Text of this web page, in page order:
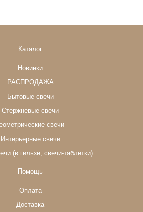
Каталог
Новинки
РАСПРОДАЖА
Бытовые свечи
Стержневые свечи
свечи
Интерьерные свечи
(в гильзе, свечи-таблетки)
Помощь
Оплата
Доставка